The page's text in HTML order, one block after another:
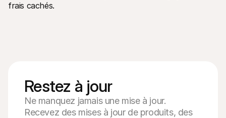
frais cachés.
Restez à jour
Ne manquez jamais une mise à jour.
Recevez des mises à jour de produits, des